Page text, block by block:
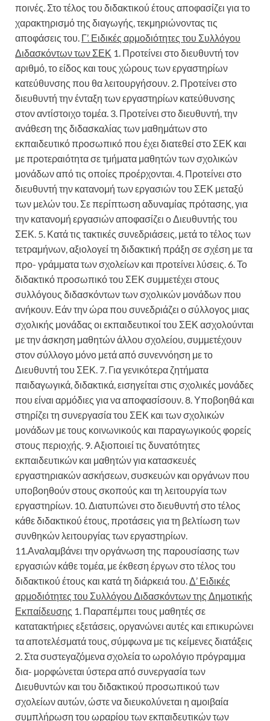
ποινές. Στο τέλος του διδακτικού έτους αποφασίζει για το
χαρακτηρισμό της διαγωγής, τεκμηριώνοντας τις
αποφάσεις του. Γ’. Ειδικές αρμοδιότητες του Συλλόγου
Διδασκόντων των ΣΕΚ 1. Προτείνει στο διευθυντή τον
αριθμό, το είδος και τους χώρους των εργαστηρίων
κατεύθυνσης που θα λειτουργήσουν. 2. Προτείνει στο
διευθυντή την ένταξη των εργαστηρίων κατεύθυνσης
στον αντίστοιχο τομέα. 3. Προτείνει στο διευθυντή, την
ανάθεση της διδασκαλίας των μαθημάτων στο
εκπαιδευτικό προσωπικό που έχει διατεθεί στο ΣΕΚ και
με προτεραιότητα σε τμήματα μαθητών των σχολικών
μονάδων από τις οποίες προέρχονται. 4. Προτείνει στο
διευθυντή την κατανομή των εργασιών του ΣΕΚ μεταξύ
των μελών του. Σε περίπτωση αδυναμίας πρότασης, για
την κατανομή εργασιών αποφασίζει ο Διευθυντής του
ΣΕΚ. 5. Κατά τις τακτικές συνεδριάσεις, μετά το τέλος των
τετραμήνων, αξιολογεί τη διδακτική πράξη σε σχέση με τα
προ- γράμματα των σχολείων και προτείνει λύσεις. 6. Το
διδακτικό προσωπικό του ΣΕΚ συμμετέχει στους
συλλόγους διδασκόντων των σχολικών μονάδων που
ανήκουν. Εάν την ώρα που συνεδριάζει ο σύλλογος μιας
σχολικής μονάδας οι εκπαιδευτικοί του ΣΕΚ ασχολούνται
με την άσκηση μαθητών άλλου σχολείου, συμμετέχουν
στον σύλλογο μόνο μετά από συνεννόηση με το
Διευθυντή του ΣΕΚ. 7. Για γενικότερα ζητήματα
παιδαγωγικά, διδακτικά, εισηγείται στις σχολικές μονάδες
που είναι αρμόδιες για να αποφασίσουν. 8. Υποβοηθά και
στηρίζει τη συνεργασία του ΣΕΚ και των σχολικών
μονάδων με τους κοινωνικούς και παραγωγικούς φορείς
στους περιοχής. 9. Αξιοποιεί τις δυνατότητες
εκπαιδευτικών και μαθητών για κατασκευές
εργαστηριακών ασκήσεων, συσκευών και οργάνων που
υποβοηθούν στους σκοπούς και τη λειτουργία των
εργαστηρίων. 10. Διατυπώνει στο διευθυντή στο τέλος
κάθε διδακτικού έτους, προτάσεις για τη βελτίωση των
συνθηκών λειτουργίας των εργαστηρίων.
11.Αναλαμβάνει την οργάνωση της παρουσίασης των
εργασιών κάθε τομέα, με έκθεση έργων στο τέλος του
διδακτικού έτους και κατά τη διάρκειά του.Δ’ Ειδικές
αρμοδιότητες του Συλλόγου Διδασκόντων της Δημοτικής
Εκπαίδευσης 1. Παραπέμπει τους μαθητές σε
κατατακτήριες εξετάσεις, οργανώνει αυτές και επικυρώνει
τα αποτελέσματά τους, σύμφωνα με τις κείμενες διατάξεις
2. Στα συστεγαζόμενα σχολεία το ωρολόγιο πρόγραμμα
δια- μορφώνεται ύστερα από συνεργασία των
Διευθυντών και του διδακτικού προσωπικού των
σχολείων αυτών, ώστε να διευκολύνεται η αμοιβαία
συμπλήρωση του ωραρίου των εκπαιδευτικών των